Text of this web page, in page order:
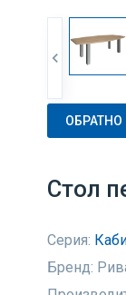
ОБРАТНО
Стол
Серия:
Бренд: